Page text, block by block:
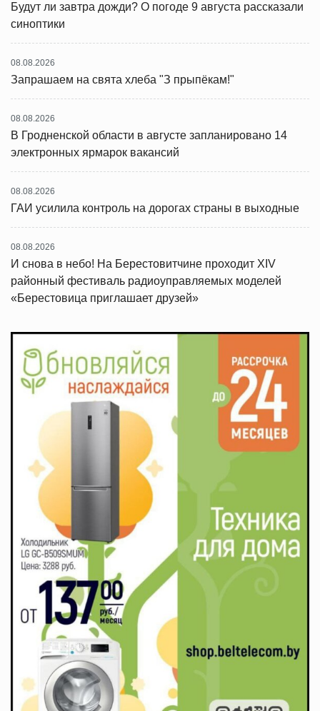
Будут ли завтра дожди? О погоде 9 августа рассказали
синоптики
08.08.2026
Запрашаем на свята хлеба "З прыпёкам!"
08.08.2026
В Гродненской области в августе запланировано 14
электронных ярмарок вакансий
08.08.2026
ГАИ усилила контроль на дорогах страны в выходные
08.08.2026
И снова в небо! На Берестовитчине проходит XIV
районный фестиваль радиоуправляемых моделей
«Берестовица приглашает друзей»